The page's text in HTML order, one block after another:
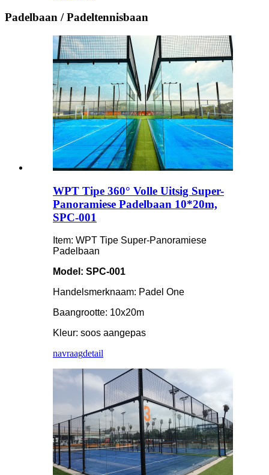
Padelbaan / Padeltennisbaan
WPT Tipe 360° Volle Uitsig Super-
Panoramiese Padelbaan 10*20m,
SPC-001
Item: WPT Tipe Super-Panoramiese
Padelbaan
Model: SPC-001
Handelsmerknaam: Padel One
Baangrootte: 10x20m
Kleur: soos aangepas
navraagdetail